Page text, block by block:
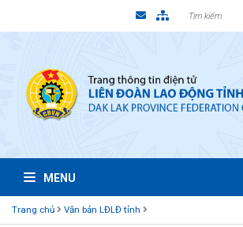
MENU
Trang chủ Văn bản LĐLĐ tỉnh